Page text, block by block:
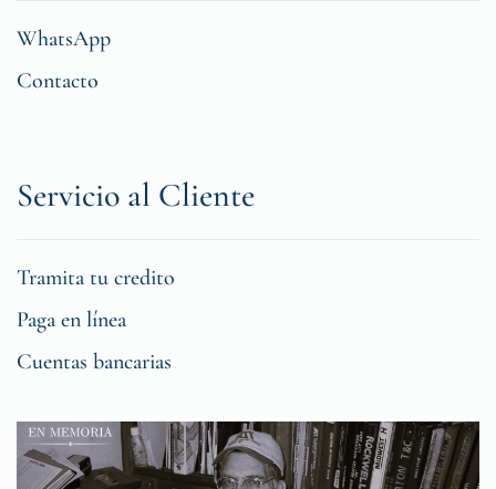
WhatsApp
Contacto
Servicio al Cliente
Tramita tu credito
Paga en línea
Cuentas bancarias